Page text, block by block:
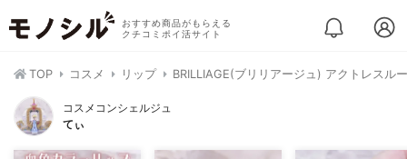
おすすめ商品がもらえる
クチコミポイ活サイト
TOP コスメ リップ BRILLIAGE(ブリリアージュ) アクトレスル
コスメコンシェルジュ
てぃ